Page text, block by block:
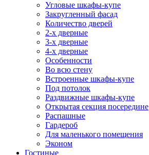
Угловые шкафы-купе
Закругленный фасад
Количество дверей
2-х дверные
3-х дверные
4-х дверные
Особенности
Во всю стену
Встроенные шкафы-купе
Под потолок
Раздвижные шкафы-купе
Открытая секция посередине
Распашные
Гардероб
Для маленького помещения
Эконом
Гостиные